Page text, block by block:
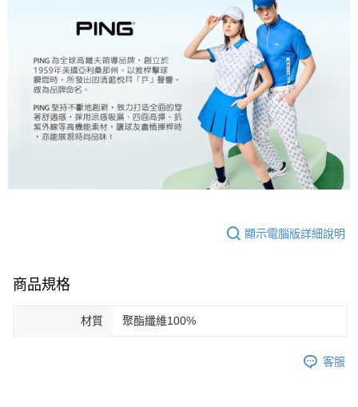
顯示電腦版詳細說明
商品規格
材質 聚酯纖維100%
客服